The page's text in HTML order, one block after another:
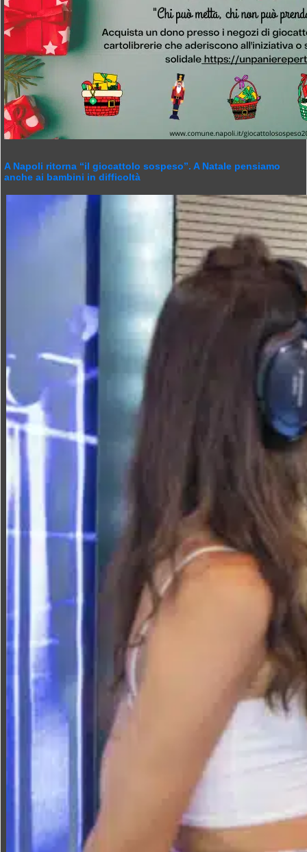
A Napoli ritorna “il giocattolo sospeso”. A Natale pensiamo
anche ai bambini in difficoltà